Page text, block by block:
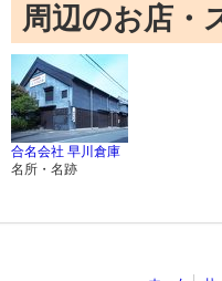
周辺のお店・
合名会社 早川倉庫
名所・名跡